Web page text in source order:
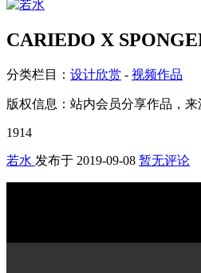
CARIEDO X
分类栏目： 设计欣赏 - 视频作品
版权信息： 站内会员分享作品，来
1914
若水 发布于 2019-09-08 暂无评论